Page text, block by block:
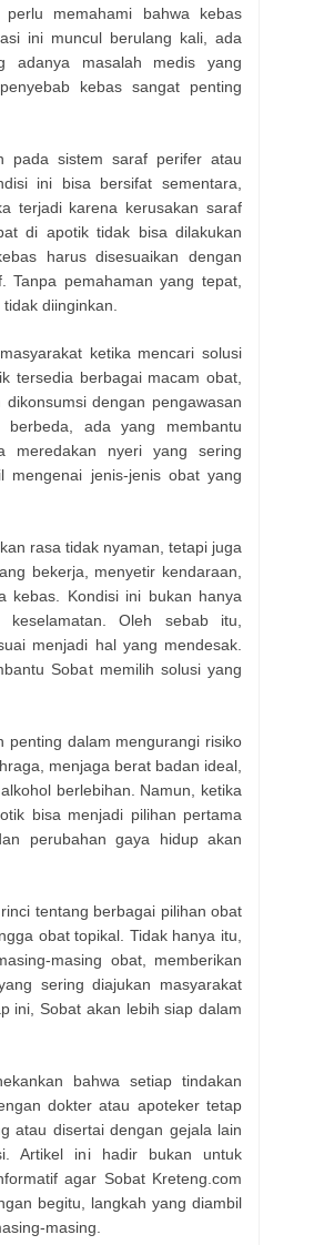
memahami bahwa kebas
ini muncul berulang kali, ada
adanya masalah medis yang
kebas sangat penting
pada sistem saraf perifer atau
ini bisa bersifat sementara,
terjadi karena kerusakan saraf
di apotik tidak bisa dilakukan
harus disesuaikan dengan
Tanpa pemahaman yang tepat,
diinginkan.
ketika mencari solusi
tersedia berbagai macam obat,
dengan pengawasan
ada yang membantu
meredakan nyeri yang sering
jenis-jenis obat yang
rasa tidak nyaman, tetapi juga
bekerja, menyetir kendaraan,
kebas. Kondisi ini bukan hanya
Oleh sebab itu,
menjadi hal yang mendesak.
Sobat memilih solusi yang
penting dalam mengurangi risiko
menjaga berat badan ideal,
berlebihan. Namun, ketika
bisa menjadi pilihan pertama
perubahan gaya hidup akan
tentang berbagai pilihan obat
obat topikal. Tidak hanya itu,
masing obat, memberikan
sering diajukan masyarakat
ini, Sobat akan lebih siap dalam
bahwa setiap tindakan
dokter atau apoteker tetap
atau disertai dengan gejala lain
Artikel ini hadir bukan untuk
agar Sobat Kreteng.com
begitu, langkah yang diambil
masing.